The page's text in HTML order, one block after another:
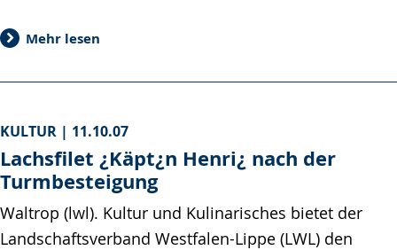
Mehr lesen
KULTUR | 11.10.07
Lachsfilet ¿Käpt¿n Henri¿ nach der
Turmbesteigung
Waltrop (lwl). Kultur und Kulinarisches bietet der
Landschaftsverband Westfalen-Lippe (LWL) den